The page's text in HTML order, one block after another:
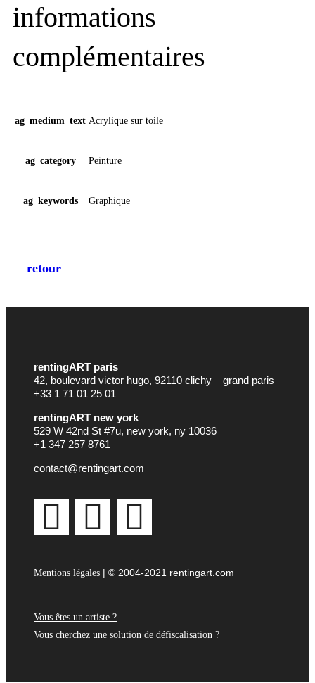
informations
complémentaires
ag_medium_text Acrylique sur toile
ag_category Peinture
ag_keywords Graphique
retour
rentingART paris
42, boulevard victor hugo, 92110 clichy – grand paris
+33 1 71 01 25 01
rentingART new york
529 W 42nd St #7u, new york, ny 10036
+1 347 257 8761
contact@rentingart.com
Mentions légales | © 2004-2021 rentingart.com
Vous êtes un artiste ?
Vous cherchez une solution de défiscalisation ?